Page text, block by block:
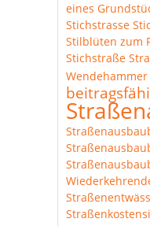
eines
Stichstrasse
Stilblüten zum
Stichstraße
Wendehammer